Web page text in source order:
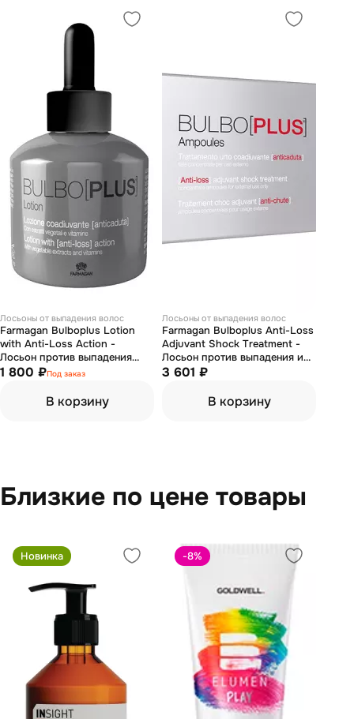
Лосьоны от выпадения волос
Farmagan Bulboplus Lotion
with Anti-Loss Action -
Лосьон против выпадения
волос 150 мл
1 800 ₽Под заказ
В корзину
Лосьоны от выпадения волос
Farmagan Bulboplus Anti-Loss
Adjuvant Shock Treatment -
Лосьон против выпадения и
стимуляции роста волос 10шт
3 601 ₽
В корзину
Близкие по цене товары
Новинка -8%